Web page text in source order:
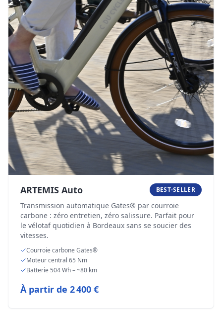
ARTEMIS Auto BEST-SELLER
Transmission automatique Gates® par courroie
carbone : zéro entretien, zéro salissure. Parfait pour
le vélotaf quotidien à Bordeaux sans se soucier des
vitesses.
Courroie carbone Gates®
Moteur central 65 Nm
Batterie 504 Wh – ~80 km
À partir de 2 400 €